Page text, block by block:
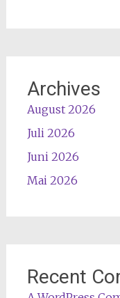
Archives
August 2026
Juli 2026
Juni 2026
Mai 2026
Recent